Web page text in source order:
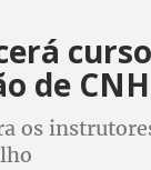
de CNH
os